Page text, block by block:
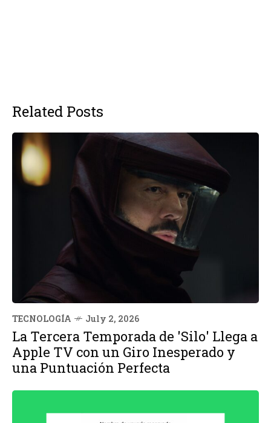
Related Posts
TECNOLOGÍA July 2, 2026
La Tercera Temporada de 'Silo' Llega a
Apple TV con un Giro Inesperado y
una Puntuación Perfecta